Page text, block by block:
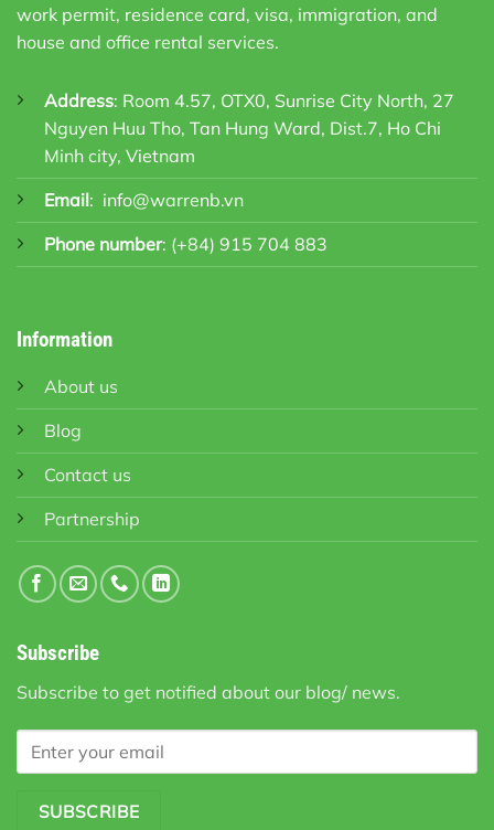
work permit, residence card, visa, immigration, and
house and office rental services.
Address: Room 4.57, OTX0, Sunrise City North, 27
Nguyen Huu Tho, Tan Hung Ward, Dist.7, Ho Chi
Minh city, Vietnam
Email: info@warrenb.vn
Phone number: (+84) 915 704 883
Information
About us
Blog
Contact us
Partnership
Subscribe
Subscribe to get notified about our blog/ news.